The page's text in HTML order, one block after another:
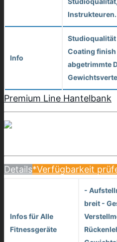
Instrukteuren.
Info
Studioqualität
Coating finish
abgetrimmte
Premium Line Hantelbank
Details*Verfügbarkeit
Infos für Alle
Fitnessgeräte
-
breit -